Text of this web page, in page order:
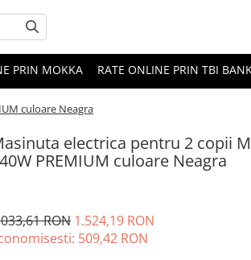
PRIN MOKKA RATE ONLINE PRIN TBI
culoare Neagra
electrica pentru 2 copii
PREMIUM culoare Neagra
RON 1.524,19 RON
509,42 RON